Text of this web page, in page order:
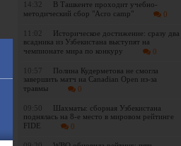
14:32
В Ташкенте проходит учебно-
методический сбор "Acro camp"
0
11:02
Историческое достижение: сразу два
всадника из Узбекистана выступят на
чемпионате мира по конкуру
0
10:57
Полина Кудерметова не смогла
завершить матч на Canadian Open из-за
травмы
0
09:50
Шахматы: сборная Узбекистана
поднялась на 8-е место в мировом рейтинге
FIDE
0